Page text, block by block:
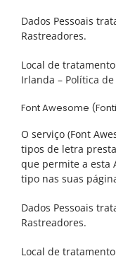
Dados Pessoais
Rastreadores.
Local de
Irlanda – Política
Font Awesome
O serviço (Font
tipos de letra
que permite a esta
tipo nas suas
Dados Pessoais
Rastreadores.
Local de